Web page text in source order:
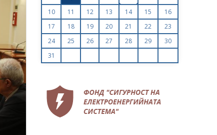
10
11 12 13 14 15
16
17
18 19 20 21 22
23
24
25 26 27 28 29
30
31